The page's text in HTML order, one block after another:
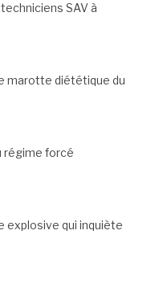
SAV à
marotte diététique du
régime forcé
explosive qui inquiète